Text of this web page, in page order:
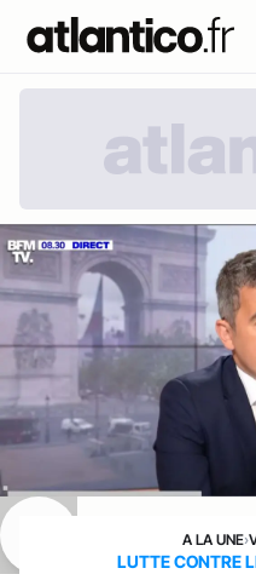
A LA UNE›
LUTTE CONTRE